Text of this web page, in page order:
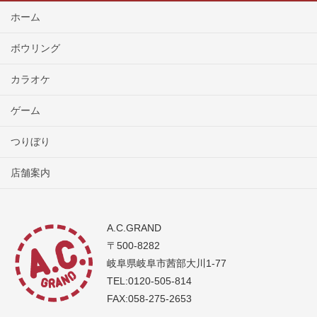
ホーム
ボウリング
カラオケ
ゲーム
つりぼり
店舗案内
A.C.GRAND
〒500-8282
岐阜県岐阜市茜部大川1-77
TEL:0120-505-814
FAX:058-275-2653